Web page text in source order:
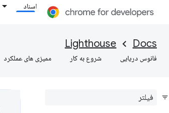
اسناد
Docs
Lighthouse
فانوس دریایی شروع به کار ممیزی های عملکرد